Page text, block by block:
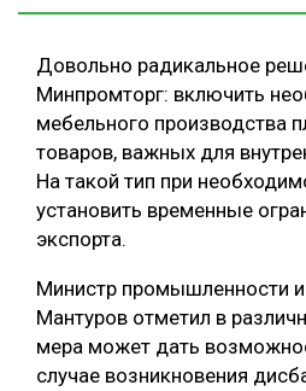
Довольно радикальное
Минпромторг: включить
мебельного производства
товаров, важных для
На такой тип при
установить временные
экспорта.
Министр промышленности
Мантуров отметил в
мера может дать
случае возникновения